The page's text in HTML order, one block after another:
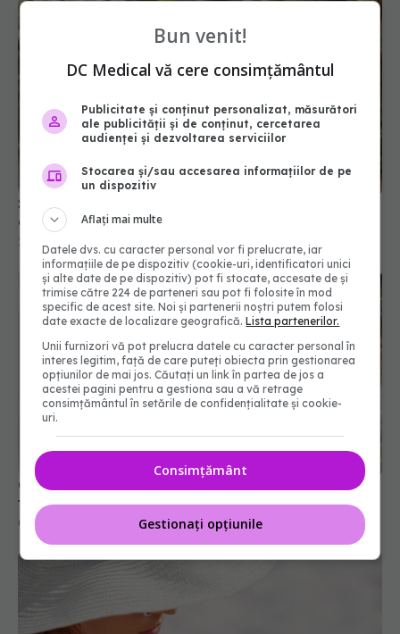
Soluția naturală care îți colorează părul în nuanțe
calde, fără chimicale și fără daune
10 oct 2025, 15:52
Colagenul chiar te scapă de riduri? Ce conțin, de
fapt, cremele și suplimentele pe care ai dat bani
09 feb 2026, 12:36
Bun venit!
DC Medical vă cere consimțământul
Publicitate și conținut personalizat, măsurători
ale publicității și de conținut, cercetarea
audienței și dezvoltarea serviciilor
Stocarea și/sau accesarea informațiilor de pe
un dispozitiv
Aflați mai multe
Datele dvs. cu caracter personal vor fi prelucrate, iar
informațiile de pe dispozitiv (cookie-uri, identificatori unici
și alte date de pe dispozitiv) pot fi stocate, accesate de și
trimise către 224 de parteneri sau pot fi folosite în mod
specific de acest site. Noi și partenerii noștri putem folosi
date exacte de localizare geografică.Lista partenerilor.
Unii furnizori vă pot prelucra datele cu caracter personal în
interes legitim, față de care puteți obiecta prin gestionarea
opțiunilor de mai jos. Căutați un link în partea de jos a
acestei pagini pentru a gestiona sau a vă retrage
consimțământul în setările de confidențialitate și cookie-
uri.
Consimțământ
Gestionați opțiunile